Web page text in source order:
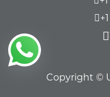
Copyright ©